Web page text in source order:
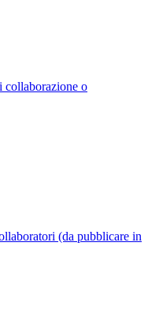
o
(da pubblicare in